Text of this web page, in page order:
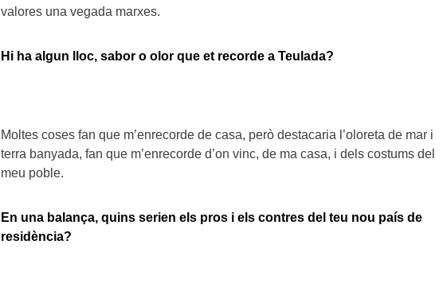
valores una vegada marxes.
Hi ha algun lloc, sabor o olor que et recorde a Teulada?
Moltes coses fan que m’enrecorde de casa, però destacaria l’oloreta de mar i
terra banyada, fan que m’enrecorde d’on vinc, de ma casa, i dels costums del
meu poble.
En una balança, quins serien els pros i els contres del teu nou país de
residència?